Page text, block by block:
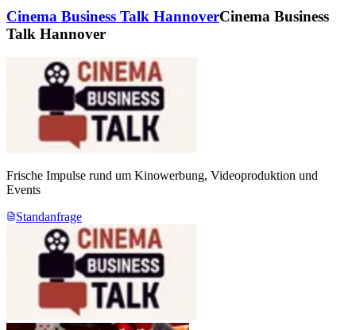
Cinema Business Talk HannoverCinema Business
Talk Hannover
Frische Impulse rund um Kinowerbung, Videoproduktion und
Events
Standanfrage